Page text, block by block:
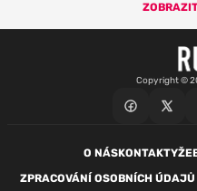
Copyright ©
O NÁSKONTAKTY
ZPRACOVÁNÍ OSOBNÍCH